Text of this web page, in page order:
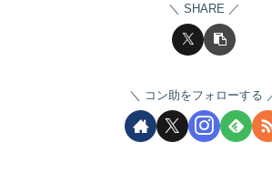
SHARE
コン助をフォローする